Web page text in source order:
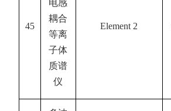
45
电感
耦合
等离
子体
质谱
仪
Element 2